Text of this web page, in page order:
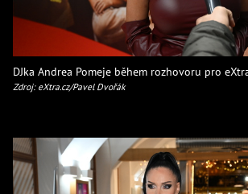
DJka Andrea Pomeje během rozhovoru pro
Zdroj: eXtra.cz/Pavel Dvořák